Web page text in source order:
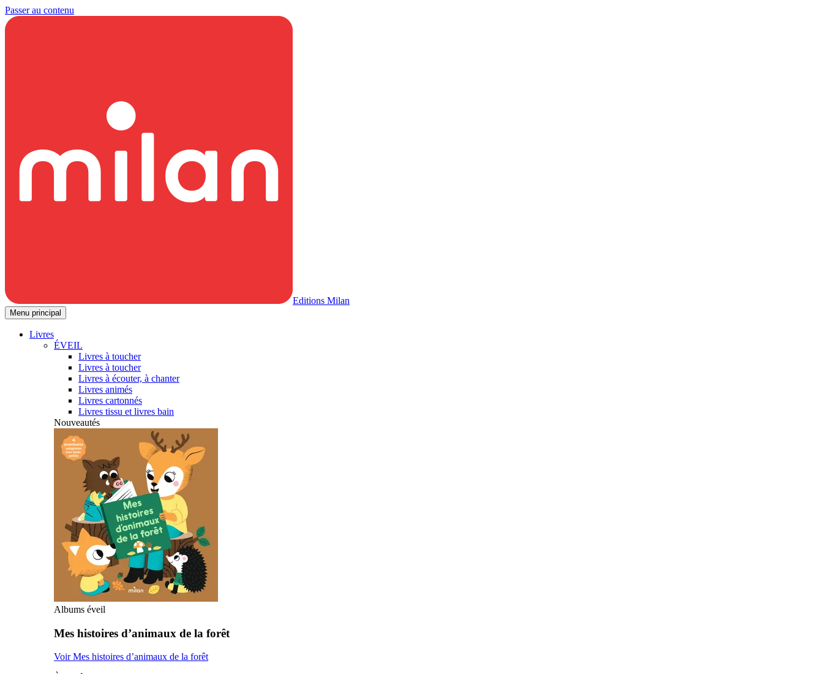
Passer au contenu
Editions Milan
Menu principal
Livres
ÉVEIL
Livres à toucher
Livres à toucher
Livres à écouter, à chanter
Livres animés
Livres cartonnés
Livres tissu et livres bain
Nouveautés
Albums éveil
Mes histoires d’animaux de la forêt
Voir Mes histoires d’animaux de la forêt